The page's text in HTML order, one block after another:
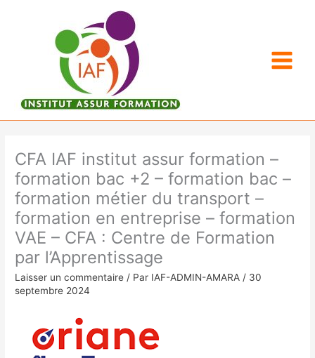
CFA IAF institut assur formation –
formation bac +2 – formation bac –
formation métier du transport –
formation en entreprise – formation
VAE – CFA : Centre de Formation
par l’Apprentissage
Laisser un commentaire / Par IAF-ADMIN-AMARA / 30
septembre 2024